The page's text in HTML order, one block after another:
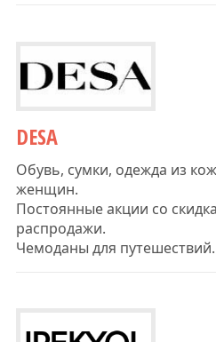
DESA
Обувь, сумки, одежда из
женщин.
Постоянные акции со
распродажи.
Чемоданы для путешествий.